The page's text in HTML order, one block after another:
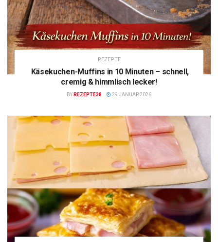
REZEPTE
Käsekuchen-Muffins in 10 Minuten – schnell,
cremig & himmlisch lecker!
BY REZEPTE38 29 JANUAR 2026